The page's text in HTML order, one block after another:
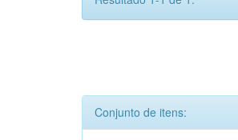
Conjunto de itens: